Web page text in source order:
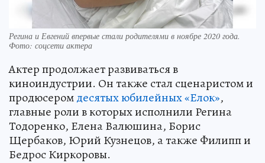
Регина и Евгений впервые стали родителями в ноябре 2020 года.
Фото: соцсети актера
Актер продолжает развиваться в
киноиндустрии. Он также стал сценаристом и
продюсеромдесятых юбилейных «Елок»,
главные роли в которых исполнили Регина
Тодоренко, Елена Валюшина, Борис
Щербаков, Юрий Кузнецов, а также Филипп и
Бедрос Киркоровы.